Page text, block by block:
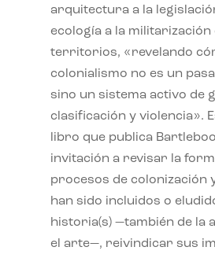
arquitectura a la
ecología a la militarización
territorios, «revelando
colonialismo no es un
sino un sistema activo de
clasificación y violencia».
libro que publica
invitación a revisar la
procesos de colonización
han sido incluidos o
historia(s) —también de la
el arte—, reivindicar sus